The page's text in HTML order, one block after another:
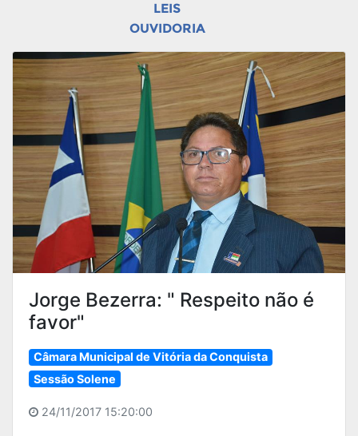
LEIS
OUVIDORIA
Jorge Bezerra: " Respeito não é
favor"
Câmara Municipal de Vitória da Conquista
Sessão Solene
24/11/2017 15:20:00